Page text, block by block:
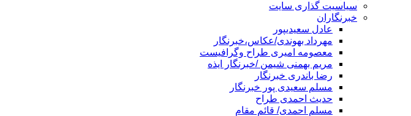
سیاسیت گذاری سایت
خبرنگاران
عادل سعیدیپور
مهرداد بهوندی/عکاس،خبرنگار
معصومه امیری طراح وگرافیست
مریم بهمنی شیمن /خبرنگار ایذه
رضا باندری خبرنگار
مسلم سعیدی پور خبرنگار
حدیث احمدی طراح
مسلم احمدی/ قائم مقام